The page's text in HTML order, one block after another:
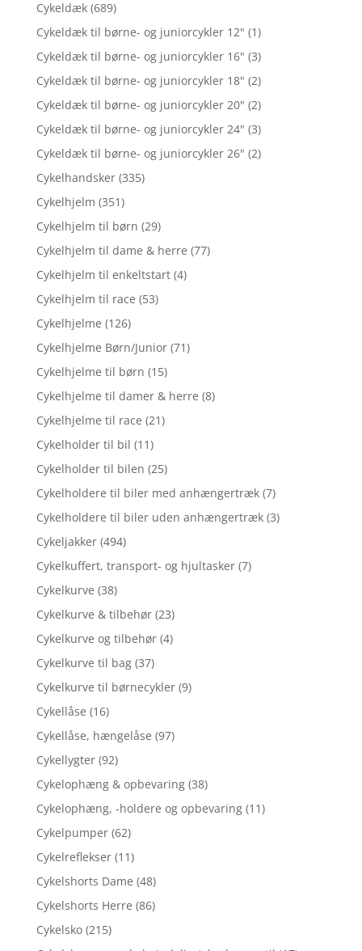
Cykeldæk (689)
Cykeldæk til børne- og juniorcykler 12" (1)
Cykeldæk til børne- og juniorcykler 16" (3)
Cykeldæk til børne- og juniorcykler 18" (2)
Cykeldæk til børne- og juniorcykler 20" (2)
Cykeldæk til børne- og juniorcykler 24" (3)
Cykeldæk til børne- og juniorcykler 26" (2)
Cykelhandsker (335)
Cykelhjelm (351)
Cykelhjelm til børn (29)
Cykelhjelm til dame & herre (77)
Cykelhjelm til enkeltstart (4)
Cykelhjelm til race (53)
Cykelhjelme (126)
Cykelhjelme Børn/Junior (71)
Cykelhjelme til børn (15)
Cykelhjelme til damer & herre (8)
Cykelhjelme til race (21)
Cykelholder til bil (11)
Cykelholder til bilen (25)
Cykelholdere til biler med anhængertræk (7)
Cykelholdere til biler uden anhængertræk (3)
Cykeljakker (494)
Cykelkuffert, transport- og hjultasker (7)
Cykelkurve (38)
Cykelkurve & tilbehør (23)
Cykelkurve og tilbehør (4)
Cykelkurve til bag (37)
Cykelkurve til børnecykler (9)
Cykellåse (16)
Cykellåse, hængelåse (97)
Cykellygter (92)
Cykelophæng & opbevaring (38)
Cykelophæng, -holdere og opbevaring (11)
Cykelpumper (62)
Cykelreflekser (11)
Cykelshorts Dame (48)
Cykelshorts Herre (86)
Cykelsko (215)